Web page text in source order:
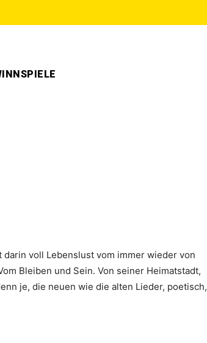
voll Lebenslust vom immer wieder von
Bleiben und Sein. Von seiner Heimatstadt,
je, die neuen wie die alten Lieder, poetisch,